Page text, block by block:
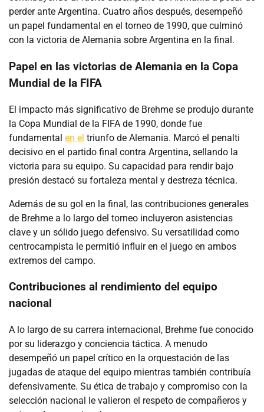
perder ante Argentina. Cuatro años después, desempeñó
un papel fundamental en el torneo de 1990, que culminó
con la victoria de Alemania sobre Argentina en la final.
Papel en las victorias de Alemania en la Copa
Mundial de la FIFA
El impacto más significativo de Brehme se produjo durante
la Copa Mundial de la FIFA de 1990, donde fue
fundamental en el triunfo de Alemania. Marcó el penalti
decisivo en el partido final contra Argentina, sellando la
victoria para su equipo. Su capacidad para rendir bajo
presión destacó su fortaleza mental y destreza técnica.
Además de su gol en la final, las contribuciones generales
de Brehme a lo largo del torneo incluyeron asistencias
clave y un sólido juego defensivo. Su versatilidad como
centrocampista le permitió influir en el juego en ambos
extremos del campo.
Contribuciones al rendimiento del equipo
nacional
A lo largo de su carrera internacional, Brehme fue conocido
por su liderazgo y conciencia táctica. A menudo
desempeñó un papel crítico en la orquestación de las
jugadas de ataque del equipo mientras también contribuía
defensivamente. Su ética de trabajo y compromiso con la
selección nacional le valieron el respeto de compañeros y